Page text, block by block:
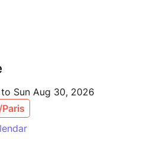
Sun Aug 30, 2026